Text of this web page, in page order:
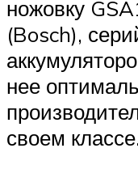
ножовку
(Bosch),
нее
своем